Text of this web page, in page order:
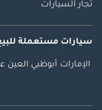
تجار السيارات
سيارات مستعملة
الإمارات أبوظبي العين